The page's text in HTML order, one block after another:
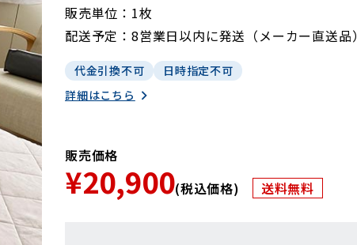
販売単位
1枚
配送予定
8営業日以内に発送（メーカー直送品）
代金引換不可
日時指定不可
詳細はこちら
販売価格
¥20,900(税込価格) 送料無料